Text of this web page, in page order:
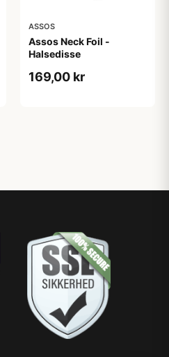
ASSOS
Assos Neck Foil -
Halsedisse
169,00 kr